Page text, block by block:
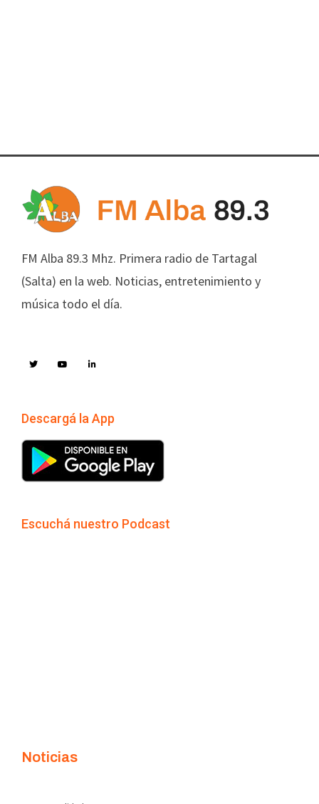
FM Alba 89.3 Mhz. Primera radio de Tartagal
(Salta) en la web. Noticias, entretenimiento y
música todo el día.
Descargá la App
Escuchá nuestro Podcast
Noticias